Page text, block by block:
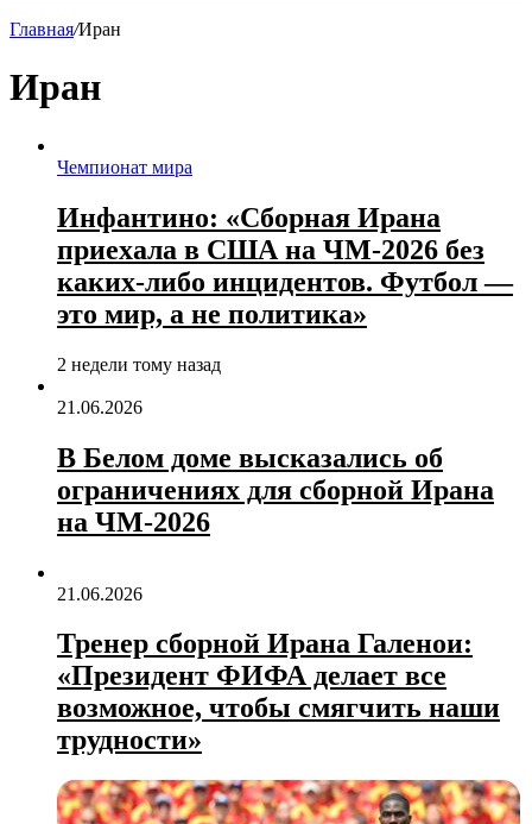
Главная/Иран
Иран
Чемпионат мира
Инфантино: «Сборная Ирана
приехала в США на ЧМ‑2026 без
каких‑либо инцидентов. Футбол —
это мир, а не политика»
2 недели тому назад
21.06.2026
В Белом доме высказались об
ограничениях для сборной Ирана
на ЧМ‑2026
21.06.2026
Тренер сборной Ирана Галенои:
«Президент ФИФА делает все
возможное, чтобы смягчить наши
трудности»